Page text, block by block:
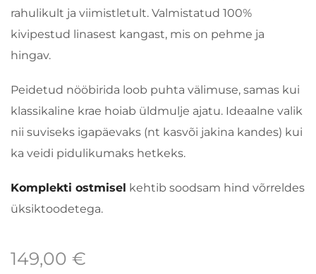
rahulikult ja viimistletult. Valmistatud 100%
kivipestud linasest kangast, mis on pehme ja
hingav.
Peidetud nööbirida loob puhta välimuse, samas kui
klassikaline krae hoiab üldmulje ajatu. Ideaalne valik
nii suviseks igapäevaks (nt kasvõi jakina kandes) kui
ka veidi pidulikumaks hetkeks.
Komplekti ostmisel kehtib soodsam hind võrreldes
üksiktoodetega.
149,00 €